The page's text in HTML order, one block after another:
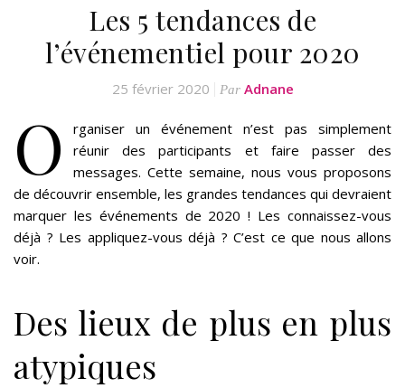
Les 5 tendances de
l’événementiel pour 2020
25 février 2020 Par Adnane
O
rganiser un événement n’est pas simplement
réunir des participants et faire passer des
messages. Cette semaine, nous vous proposons
de découvrir ensemble, les grandes tendances qui devraient
marquer les événements de 2020 ! Les connaissez-vous
déjà ? Les appliquez-vous déjà ? C’est ce que nous allons
voir.
Des lieux de plus en plus
atypiques